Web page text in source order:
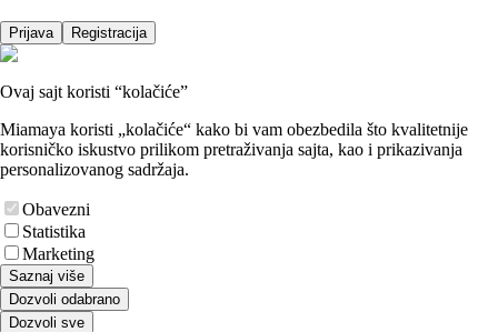
Prijava Registracija
Ovaj sajt koristi “kolačiće”
Miamaya koristi „kolačiće“ kako bi vam obezbedila što kvalitetnije
korisničko iskustvo prilikom pretraživanja sajta, kao i prikazivanja
personalizovanog sadržaja.
Obavezni
Statistika
Marketing
Saznaj više
Dozvoli odabrano
Dozvoli sve